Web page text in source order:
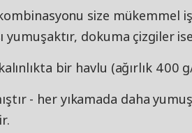
size mükemmel
yumuşaktır, dokuma çizgiler
bir havlu (ağırlık 400
- her yıkamada daha